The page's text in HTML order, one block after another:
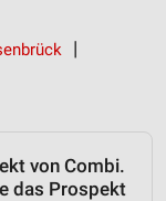
von Combi.
das Prospekt